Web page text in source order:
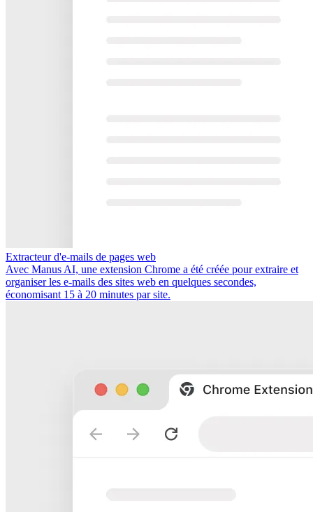
Extracteur d'e-mails de pages web
Avec Manus AI, une extension Chrome a été créée pour extraire et
organiser les e-mails des sites web en quelques secondes,
économisant 15 à 20 minutes par site.